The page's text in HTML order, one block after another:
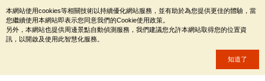
本網站使用cookies等相關技術以持續優化網站服務，並有助於為您提供更佳的體驗，當
您繼續使用本網站即表示您同意我們的Cookie使用政策。
另外，本網站也提供周邊景點自動偵測服務，我們建議您允許本網站取得您的位置資
訊，以開啟及使用此智慧化服務。
知道了